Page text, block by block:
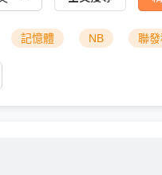
記憶體 NB 聯